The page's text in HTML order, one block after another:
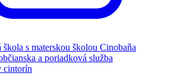
škola s materskou školou Cinobaňa
a poriadková služba
cintorín